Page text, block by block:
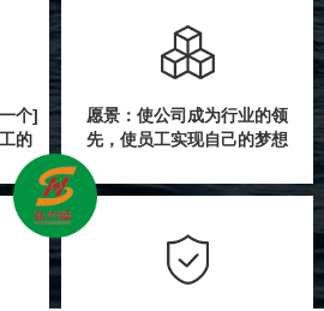
个]
的
愿景：使公司成为行业的领
先，使员工实现自己的梦想